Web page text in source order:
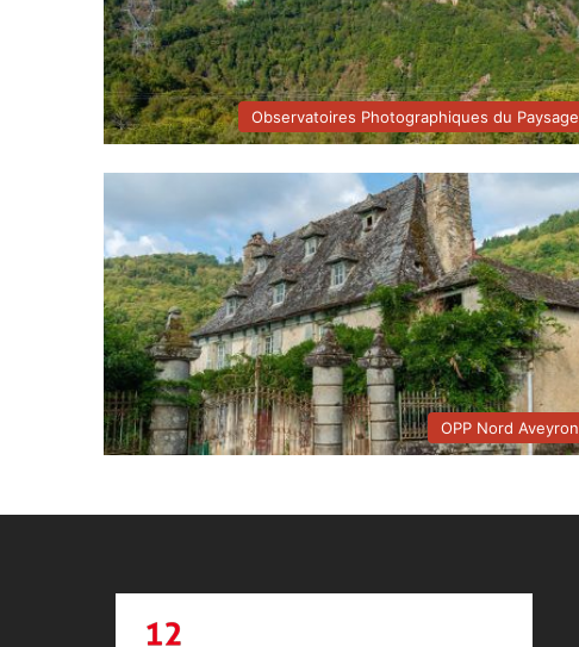
Observatoires Photographiques du Paysage
OPP Nord Aveyron